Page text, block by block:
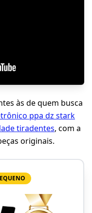
às de quem busca
ppa dz stark
tiradentes, com a
originais.